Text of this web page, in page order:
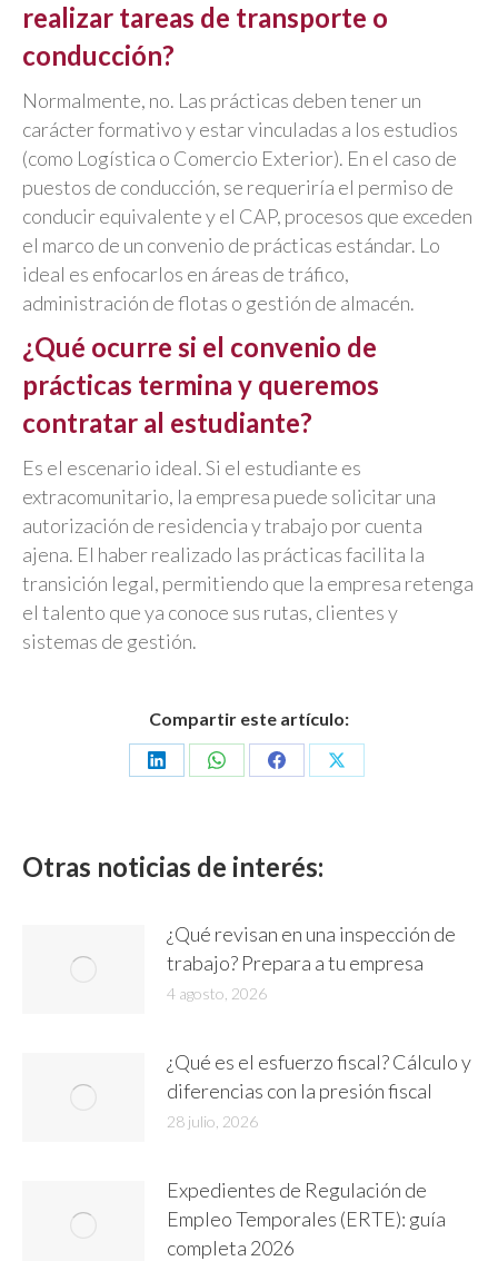
realizar tareas de transporte o
conducción?
Normalmente, no. Las prácticas deben tener un
carácter formativo y estar vinculadas a los estudios
(como Logística o Comercio Exterior). En el caso de
puestos de conducción, se requeriría el permiso de
conducir equivalente y el CAP, procesos que exceden
el marco de un convenio de prácticas estándar. Lo
ideal es enfocarlos en áreas de tráfico,
administración de flotas o gestión de almacén.
¿Qué ocurre si el convenio de
prácticas termina y queremos
contratar al estudiante?
Es el escenario ideal. Si el estudiante es
extracomunitario, la empresa puede solicitar una
autorización de residencia y trabajo por cuenta
ajena. El haber realizado las prácticas facilita la
transición legal, permitiendo que la empresa retenga
el talento que ya conoce sus rutas, clientes y
sistemas de gestión.
Compartir este artículo:
Share
Share
Share
Share
Otras noticias de interés:
¿Qué revisan en una inspección de
trabajo? Prepara a tu empresa
4 agosto, 2026
¿Qué es el esfuerzo fiscal? Cálculo y
diferencias con la presión fiscal
28 julio, 2026
Expedientes de Regulación de
Empleo Temporales (ERTE): guía
completa 2026